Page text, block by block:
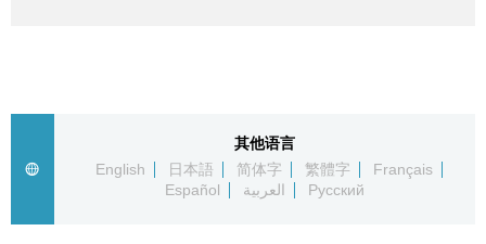
日本一瞥
其他语言
English
日本語 简体字 繁體字
Français
Español
العربية Русский